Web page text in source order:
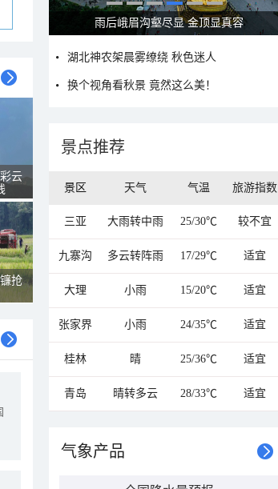
云
抢
雨后峨眉沟壑尽显 金顶显真容
湖北神农架晨雾缭绕 秋色迷人
换个视角看秋景 竟然这么美！
景点推荐
景区 天气 气温 旅游指数
三亚 大雨转中雨 25/30℃ 较不宜
九寨沟 多云转阵雨 17/29℃ 适宜
大理 小雨 15/20℃ 适宜
张家界 小雨 24/35℃ 适宜
桂林 晴 25/36℃ 适宜
青岛 晴转多云 28/33℃ 适宜
气象产品